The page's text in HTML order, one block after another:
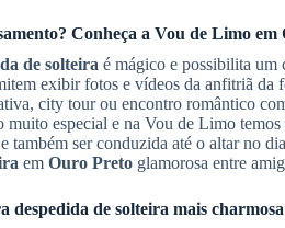
Conheça a Vou de Limo em
de solteira é mágico e possibilita um
exibir fotos e vídeos da anfitriã da
city tour ou encontro romântico
muito especial e na Vou de Limo
e também ser conduzida até o altar no
em Ouro Preto glamorosa entre
despedida de solteira mais